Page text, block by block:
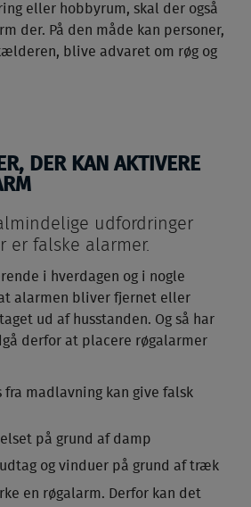
eller hobbyrum, skal der også
der. På den måde kan personer,
blive advaret om røg og
DER KAN AKTIVERE
udfordringer
er falske alarmer.
i hverdagen og i nogle
alarmen bliver fjernet eller
ud af husstanden. Og så har
derfor at placere røgalarmer
fra madlavning kan give falsk
på grund af damp
og vinduer på grund af træk
en røgalarm. Derfor kan det